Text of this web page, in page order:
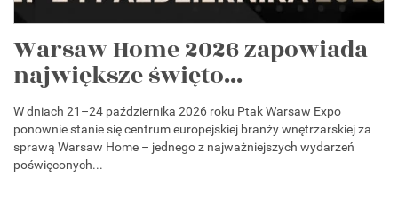
Warsaw Home 2026 zapowiada
największe święto...
W dniach 21–24 października 2026 roku Ptak Warsaw Expo
ponownie stanie się centrum europejskiej branży wnętrzarskiej za
sprawą Warsaw Home – jednego z najważniejszych wydarzeń
poświęconych...